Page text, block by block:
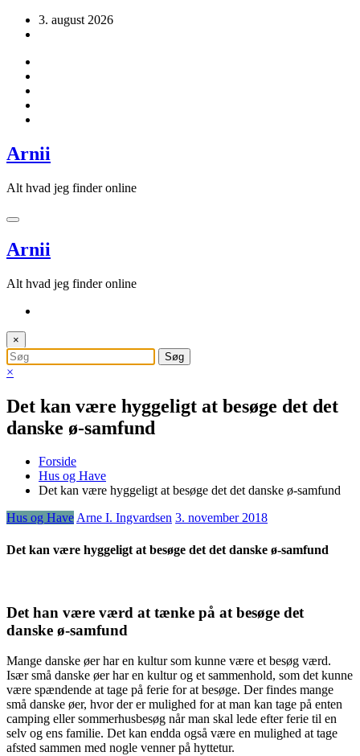
Videre 3. august 2026
Arnii
Alt hvad jeg finder online
Arnii
Alt hvad jeg finder online
×
×
Det kan være hyggeligt at besøge det det
danske ø-samfund
Forside
Hus og Have
Det kan være hyggeligt at besøge det det danske ø-samfund
Hus og HaveArne I. Ingvardsen 3. november 2018
Det kan være hyggeligt at besøge det det danske ø-samfund
Det han være værd at tænke på at besøge det
danske ø-samfund
Mange danske øer har en kultur som kunne være et besøg værd.
Især små danske øer har en kultur og et sammenhold, som det kunne
være spændende at tage på ferie for at besøge. Der findes mange
små danske øer, hvor der er mulighed for at man kan tage på enten
camping eller sommerhusbesøg når man skal lede efter ferie til en
selv og ens familie. Det kan endda også være en mulighed at tage
afsted sammen med nogle venner på hyttetur.